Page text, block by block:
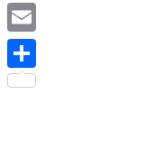
WhatsApp
Email
Compartir